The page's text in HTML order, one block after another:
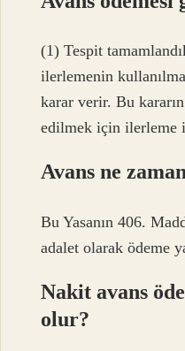
(1) Tespit
ilerlemenin
karar verir. Bu
edilmek için ilerleme
Avans ne
Bu Yasanın 406.
adalet olarak ödeme
Nakit avans
olur?